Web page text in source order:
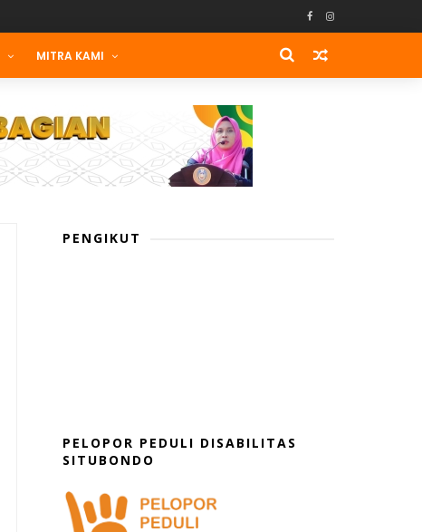
MITRA KAMI
PENGIKUT
PELOPOR PEDULI DISABILITAS
SITUBONDO